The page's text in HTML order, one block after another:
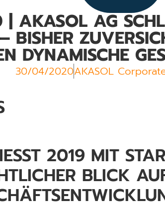
AG
DYNAMISCHE
30/04/2020AKASOL
2019 MIT
BLICK AUF